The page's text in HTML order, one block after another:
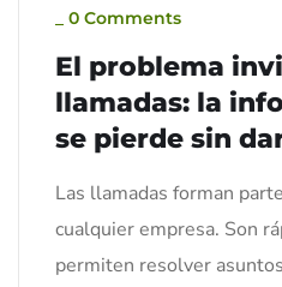
0 Comments
El problema
llamadas: la
se pierde sin
Las llamadas forman
cualquier empresa. Son
permiten resolver